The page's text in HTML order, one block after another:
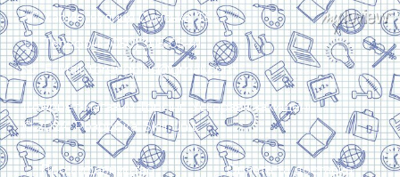
Харків, вулиця Сумська, 13
Телефон: (050) 305-05-41
E-Mail: torsingplus@gmail.com
Інтернет-магазин Торсінг. Усі права захищені
© 2024. Розробка:Skill Unit
Про видавництво
Оплата та доставка